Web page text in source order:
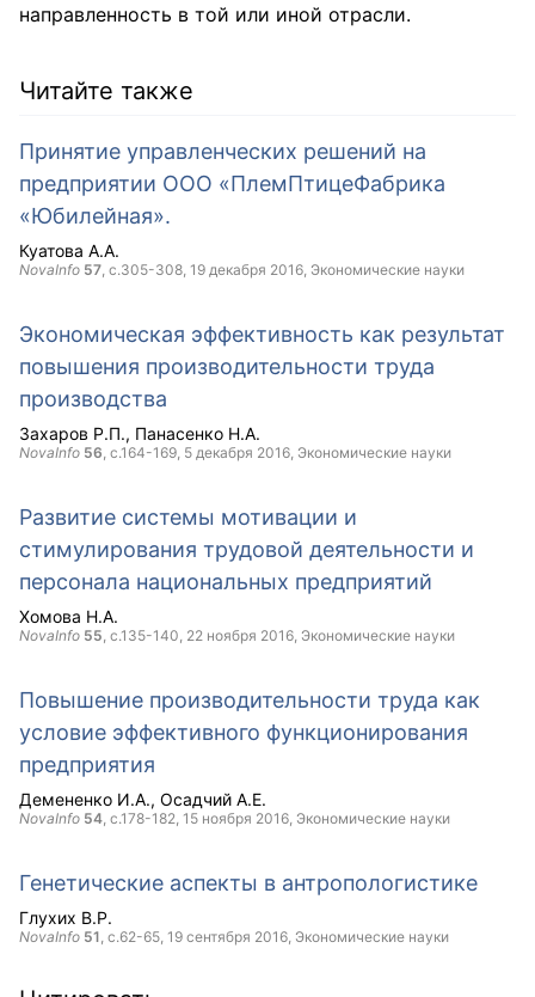
направленность в той или иной отрасли.
Читайте также
Принятие управленческих решений на
предприятии ООО «ПлемПтицеФабрика
«Юбилейная».
Куатова А.А.
NovaInfo 57 , с.305-308, 19 декабря 2016 , Экономические науки
Экономическая эффективность как результат
повышения производительности труда
производства
Захаров Р.П. Панасенко Н.А.
NovaInfo 56 , с.164-169, 5 декабря 2016 , Экономические науки
Развитие системы мотивации и
стимулирования трудовой деятельности и
персонала национальных предприятий
Хомова Н.А.
NovaInfo 55 , с.135-140, 22 ноября 2016 , Экономические науки
Повышение производительности труда как
условие эффективного функционирования
предприятия
Демененко И.А. Осадчий А.Е.
NovaInfo 54 , с.178-182, 15 ноября 2016 , Экономические науки
Генетические аспекты в антропологистике
Глухих В.Р.
NovaInfo 51 , с.62-65, 19 сентября 2016 , Экономические науки